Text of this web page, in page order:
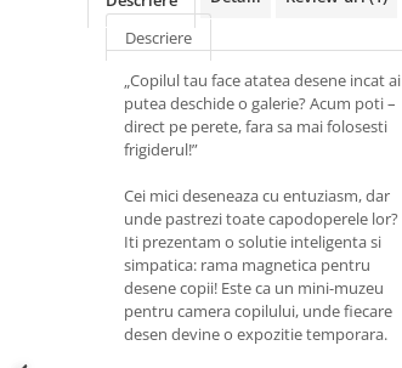
Descriere
„Copilul tau face atatea desene incat ai
putea deschide o galerie? Acum poti –
direct pe perete, fara sa mai folosesti
frigiderul!”
Cei mici deseneaza cu entuziasm, dar
unde pastrezi toate capodoperele lor?
Iti prezentam o solutie inteligenta si
simpatica: rama magnetica pentru
desene copii! Este ca un mini-muzeu
pentru camera copilului, unde fiecare
desen devine o expozitie temporara.